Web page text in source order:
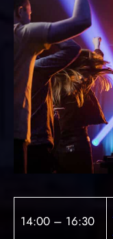
14:00 – 16:30